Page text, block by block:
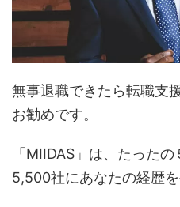
無事退職できたら転職支
お勧めです。
「MIIDAS」は、たった
5,500社にあなたの経歴を